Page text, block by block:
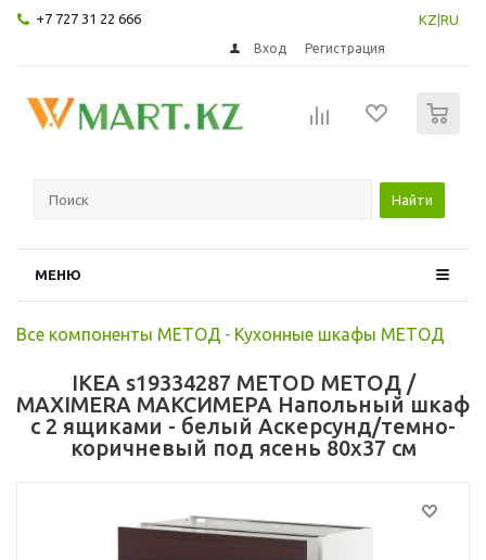
+7 727 31 22 666 KZ RU
Вход Регистрация
Найти
МЕНЮ
Все компоненты МЕТОД - Кухонные шкафы МЕТОД
IKEA s19334287 METOD МЕТОД /
MAXIMERA МАКСИМЕРА Напольный шкаф
с 2 ящиками - белый Аскерсунд/темно-
коричневый под ясень 80x37 см